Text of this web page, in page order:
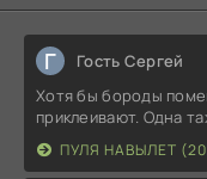
Г Гость Сергей
Хотя бы бороды
приклеивают. Одна
ПУЛЯ НАВЫЛЕТ